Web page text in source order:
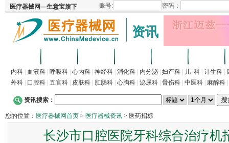
资讯
内科 血液科 呼吸科 心内科 神经科 消化科 内分泌 妇产科 儿 科 计生科
外科
口腔科 五官科 皮肤科 肛肠科 心胸科 泌尿科 骨伤科 中医科 麻醉科
资讯搜索：
您的位置： 医疗器械网首页 > 医疗器械资讯 > 医药招标
长沙市口腔医院牙科综合治疗机